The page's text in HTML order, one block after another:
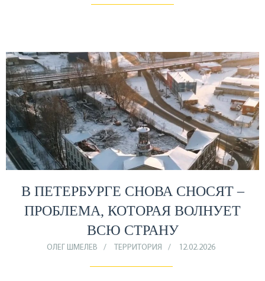
В ПЕТЕРБУРГЕ СНОВА СНОСЯТ –
ПРОБЛЕМА, КОТОРАЯ ВОЛНУЕТ
ВСЮ СТРАНУ
ОЛЕГ ШМЕЛЕВ ТЕРРИТОРИЯ 12.02.2026